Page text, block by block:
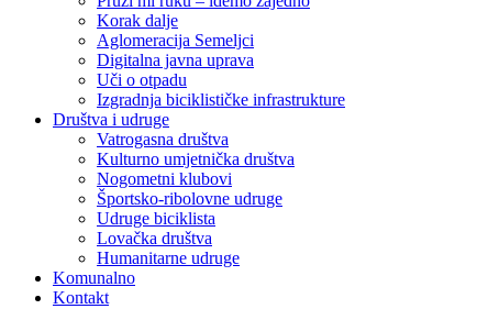
Korak dalje
Aglomeracija Semeljci
Digitalna javna uprava
Uči o otpadu
Izgradnja biciklističke infrastrukture
Društva i udruge
Vatrogasna društva
Kulturno umjetnička društva
Nogometni klubovi
Športsko-ribolovne udruge
Udruge biciklista
Lovačka društva
Humanitarne udruge
Komunalno
Kontakt